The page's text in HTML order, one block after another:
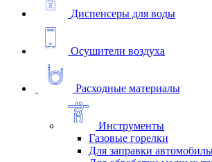
Диспенсеры для воды
Осушители воздуха
Расходные материалы
Инструменты
Газовые горелки
Для заправки